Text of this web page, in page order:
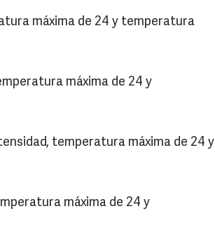
máxima de 24 y temperatura
máxima de 24 y
temperatura máxima de 24 y
máxima de 24 y